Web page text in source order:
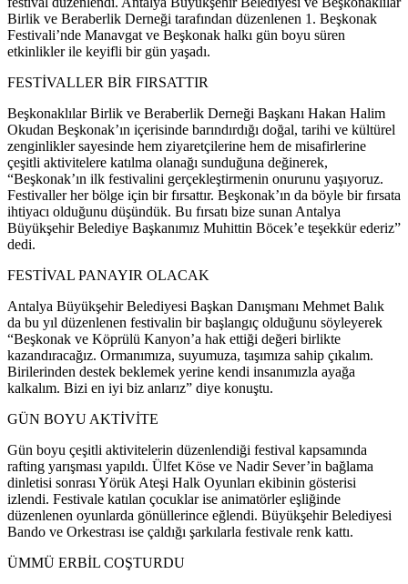
Birlik ve Beraberlik Derneği tarafından düzenlenen 1. Beşkonak
Festivali’nde Manavgat ve Beşkonak halkı gün boyu süren
etkinlikler ile keyifli bir gün yaşadı.
FESTİVALLER BİR FIRSATTIR
Beşkonaklılar Birlik ve Beraberlik Derneği Başkanı Hakan Halim
Okudan Beşkonak’ın içerisinde barındırdığı doğal, tarihi ve kültürel
zenginlikler sayesinde hem ziyaretçilerine hem de misafirlerine
çeşitli aktivitelere katılma olanağı sunduğuna değinerek,
“Beşkonak’ın ilk festivalini gerçekleştirmenin onurunu yaşıyoruz.
Festivaller her bölge için bir fırsattır. Beşkonak’ın da böyle bir fırsata
ihtiyacı olduğunu düşündük. Bu fırsatı bize sunan Antalya
Büyükşehir Belediye Başkanımız Muhittin Böcek’e teşekkür ederiz”
dedi.
FESTİVAL PANAYIR OLACAK
Antalya Büyükşehir Belediyesi Başkan Danışmanı Mehmet Balık
da bu yıl düzenlenen festivalin bir başlangıç olduğunu söyleyerek
“Beşkonak ve Köprülü Kanyon’a hak ettiği değeri birlikte
kazandıracağız. Ormanımıza, suyumuza, taşımıza sahip çıkalım.
Birilerinden destek beklemek yerine kendi insanımızla ayağa
kalkalım. Bizi en iyi biz anlarız” diye konuştu.
GÜN BOYU AKTİVİTE
Gün boyu çeşitli aktivitelerin düzenlendiği festival kapsamında
rafting yarışması yapıldı. Ülfet Köse ve Nadir Sever’in bağlama
dinletisi sonrası Yörük Ateşi Halk Oyunları ekibinin gösterisi
izlendi. Festivale katılan çocuklar ise animatörler eşliğinde
düzenlenen oyunlarda gönüllerince eğlendi. Büyükşehir Belediyesi
Bando ve Orkestrası ise çaldığı şarkılarla festivale renk kattı.
ÜMMÜ ERBİL COŞTURDU